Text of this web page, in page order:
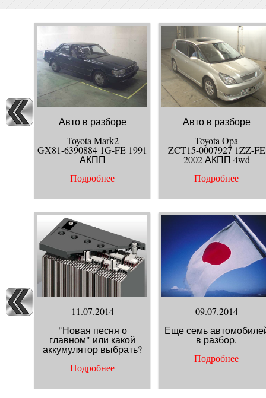
Авто в разборе
Toyota Mark2
GX81-6390884 1G-FE 1991
АКПП
Подробнее
Авто в разборе
Toyota Opa
ZCT15-0007927 1ZZ-FE
2002 АКПП 4wd
Подробнее
11.07.2014
"Новая песня о
главном" или какой
аккумулятор выбрать?
Подробнее
09.07.2014
Еще семь
в разбор.
Подробнее